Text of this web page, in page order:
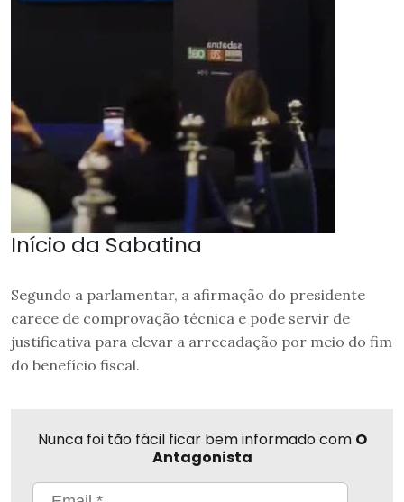
Início da Sabatina
Segundo a parlamentar, a afirmação do presidente
carece de comprovação técnica e pode servir de
justificativa para elevar a arrecadação por meio do fim
do benefício fiscal.
Nunca foi tão fácil ficar bem informado com O
Antagonista